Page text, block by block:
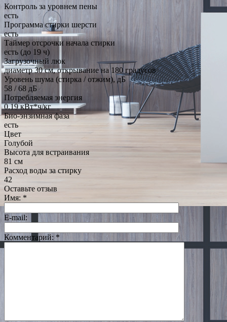
Контроль за уровнем пены
есть
Программа стирки шерсти
есть
Таймер отсрочки начала стирки
есть (до 19 ч)
Загрузочный люк
диаметр 30 см, открывание на 180 градусов
Уровень шума (стирка / отжим), дБ
58 / 68 дБ
Потребляемая энергия
0.19 кВт*ч/кг
Био-энзимная фаза
есть
Цвет
Голубой
Высота для встраивания
81 см
Расход воды за стирку
42
Оставьте отзыв
Имя: *
E-mail:
Комментарий: *